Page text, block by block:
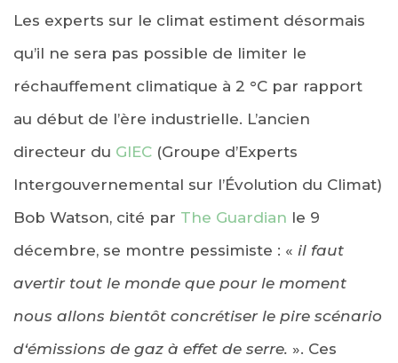
Les experts sur le climat estiment désormais
qu’il ne sera pas possible de limiter le
réchauffement climatique à 2 °C par rapport
au début de l’ère industrielle. L’ancien
directeur du GIEC (Groupe d’Experts
Intergouvernemental sur l’Évolution du Climat)
Bob Watson, cité par The Guardian le 9
décembre, se montre pessimiste : « il faut
avertir tout le monde que pour le moment
nous allons bientôt concrétiser le pire scénario
d‘émissions de gaz à effet de serre. ». Ces